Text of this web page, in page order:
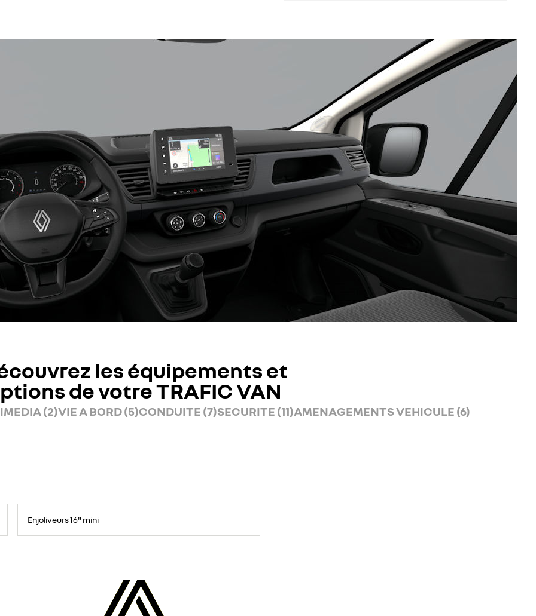
les équipements et
de votre TRAFIC VAN
(2)VIE A BORD (5)CONDUITE (7)SECURITE (11)AMENAGEMENTS VEHICULE (6)
Enjoliveurs 16" mini